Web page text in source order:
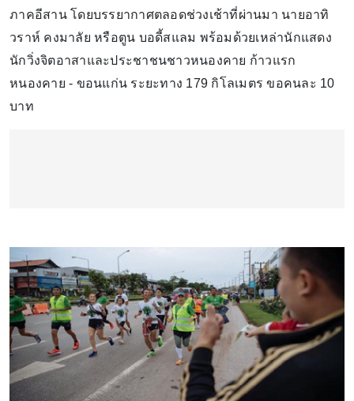
ภาคอีสาน โดยบรรยากาศตลอดช่วงเช้าที่ผ่านมา นายอาทิ
วราห์ คงมาลัย หรือตูน บอดี้สแลม พร้อมด้วยเหล่านักแสดง
นักวิ่งจิตอาสาและประชาชนชาวหนองคาย ก้าวแรก
หนองคาย - ขอนแก่น ระยะทาง 179 กิโลเมตร ขอคนละ 10
บาท